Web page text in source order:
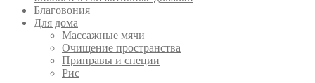
Благовония
Для дома
Массажные мячи
Очищение пространства
Приправы и специи
Рис